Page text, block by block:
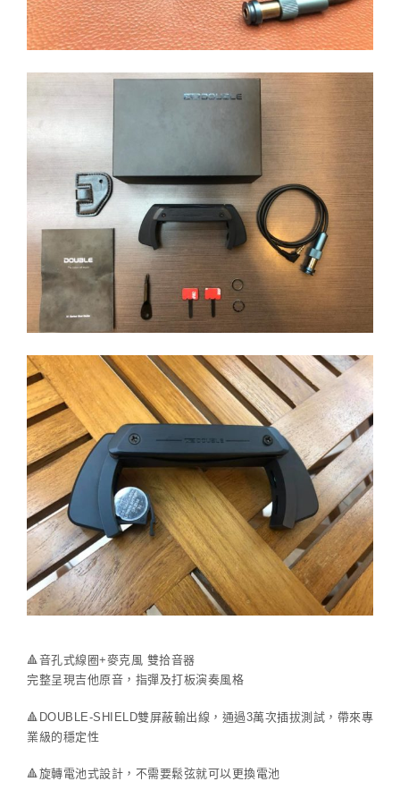
🔺音孔式線圈+麥克風 雙拾音器
完整呈現吉他原音，指彈及打板演奏風格
🔺 DOUBLE-SHIELD雙屏蔽輸出線，通過3萬次插拔測試，帶來專
業級的穩定性
🔺旋轉電池式設計，不需要鬆弦就可以更換電池